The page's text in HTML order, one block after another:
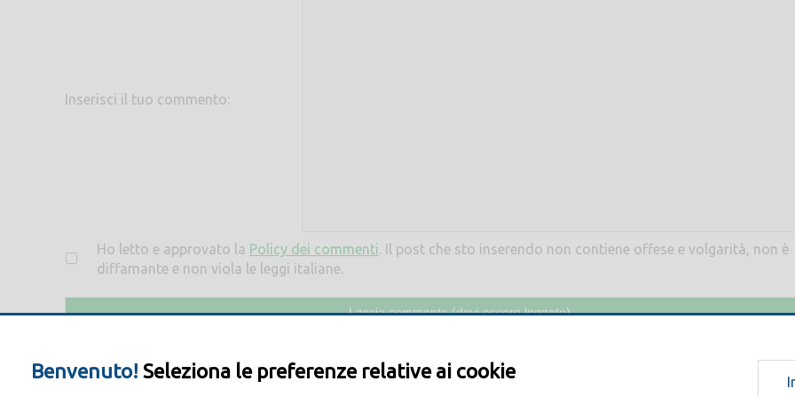
Inserisci il tuo commento:
Ho letto e approvato la Policy dei commenti. Il post che sto inserendo non contiene offese e volgarità, non è
diffamante e non viola le leggi italiane.
Benvenuto! Seleziona le preferenze relative ai cookie